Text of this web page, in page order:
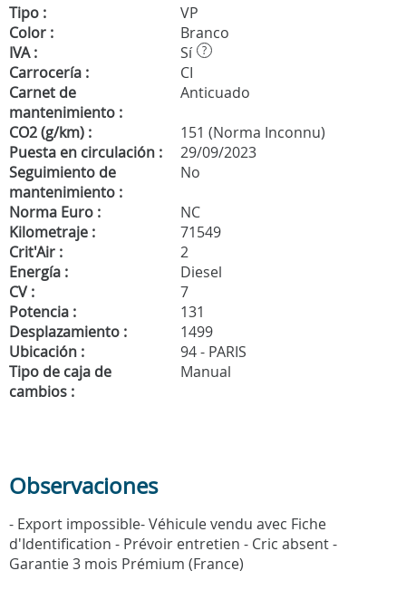
Tipo :
VP
Color :
Branco
IVA :
Sí ?
Carrocería :
CI
Carnet de
mantenimiento :
Anticuado
CO2 (g/km) :
151 (Norma Inconnu)
Puesta en circulación :
29/09/2023
Seguimiento de
mantenimiento :
No
Norma Euro :
NC
Kilometraje :
71549
Crit'Air :
2
Energía :
Diesel
CV :
7
Potencia :
131
Desplazamiento :
1499
Ubicación :
94 - PARIS
Tipo de caja de
cambios :
Manual
Observaciones
- Export impossible- Véhicule vendu avec Fiche
d'Identification - Prévoir entretien - Cric absent -
Garantie 3 mois Prémium (France)